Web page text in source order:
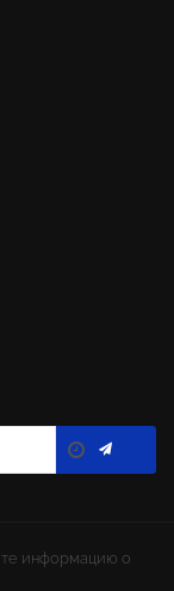
информацию о